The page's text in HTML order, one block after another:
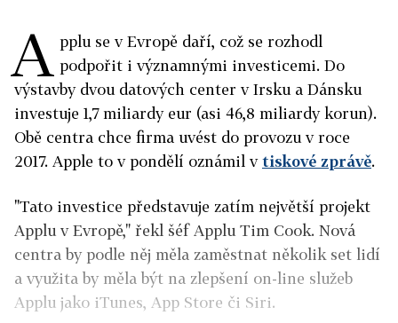
A pplu se v Evropě daří, což se rozhodl
podpořit i významnými investicemi. Do
výstavby dvou datových center v Irsku a Dánsku
investuje 1,7 miliardy eur (asi 46,8 miliardy korun).
Obě centra chce firma uvést do provozu v roce
2017. Apple to v pondělí oznámil vtiskové zprávě.
"Tato investice představuje zatím největší projekt
Applu v Evropě," řekl šéf Applu Tim Cook. Nová
centra by podle něj měla zaměstnat několik set lidí
a využita by měla být na zlepšení on-line služeb
Applu jako iTunes, App Store či Siri.